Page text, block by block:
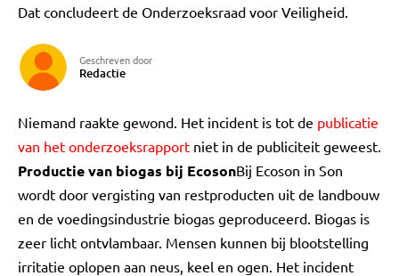
Dat concludeert de Onderzoeksraad voor Veiligheid.
Geschreven door
Redactie
Niemand raakte gewond. Het incident is tot de publicatie
van het onderzoeksrapport niet in de publiciteit geweest.
Productie van biogas bij EcosonBij Ecoson in Son
wordt door vergisting van restproducten uit de landbouw
en de voedingsindustrie biogas geproduceerd. Biogas is
zeer licht ontvlambaar. Mensen kunnen bij blootstelling
irritatie oplopen aan neus, keel en ogen. Het incident